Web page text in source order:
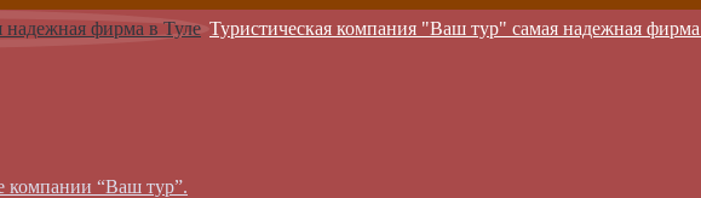
Туристическая компания "Ваш тур" самая надежная
компании “Ваш тур”.